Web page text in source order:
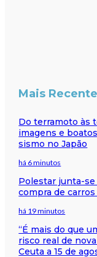
Mais
Do terramoto às
imagens e
sismo no Japão
há 6 minutos
Polestar junta-se
compra de
há 19 minutos
“É mais do que
risco real de
Ceuta a 15 de